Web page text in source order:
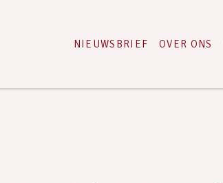
NIEUWSBRIEF OVER ONS